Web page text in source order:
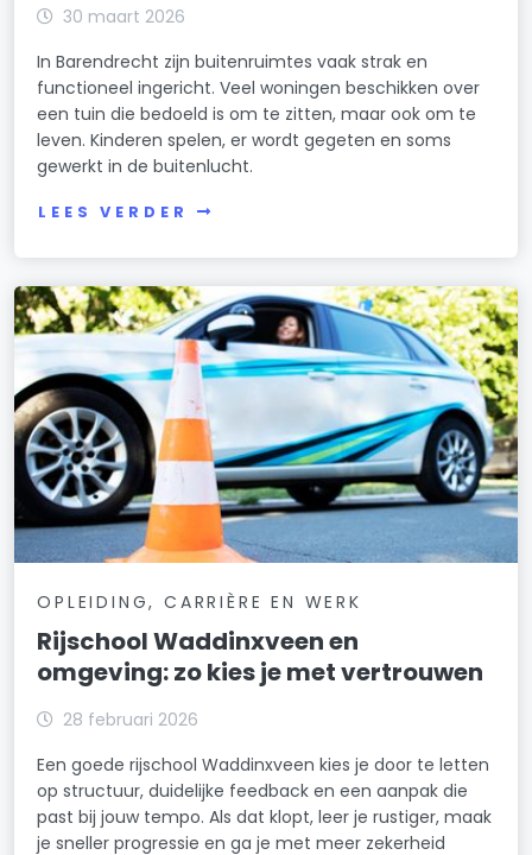
30 maart 2026
In Barendrecht zijn buitenruimtes vaak strak en
functioneel ingericht. Veel woningen beschikken over
een tuin die bedoeld is om te zitten, maar ook om te
leven. Kinderen spelen, er wordt gegeten en soms
gewerkt in de buitenlucht.
LEES VERDER
OPLEIDING, CARRIÈRE EN WERK
Rijschool Waddinxveen en
omgeving: zo kies je met vertrouwen
28 februari 2026
Een goede rijschool Waddinxveen kies je door te letten
op structuur, duidelijke feedback en een aanpak die
past bij jouw tempo. Als dat klopt, leer je rustiger, maak
je sneller progressie en ga je met meer zekerheid